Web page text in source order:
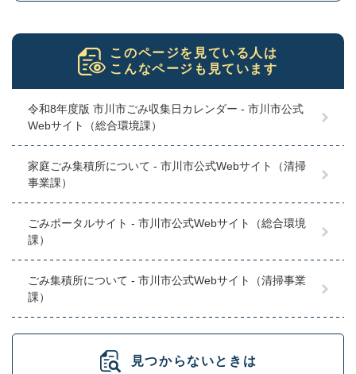
このページを見ている人は
こんなページも見ています
令和8年度版 市川市ごみ収集日カレンダー - 市川市公式
Webサイト（総合環境課）
家庭ごみ集積所について - 市川市公式Webサイト（清掃
事業課）
ごみポータルサイト - 市川市公式Webサイト（総合環境
課）
ごみ集積所について - 市川市公式Webサイト（清掃事業
課）
見つからないときは